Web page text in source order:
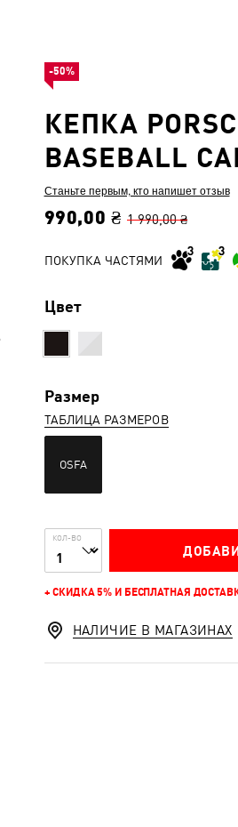
КЕПКА
BASEBALL
Станьте первым, кто напишет отзыв
990,00 ₴ 1 990,00 ₴
ПОКУПКА ЧАСТЯМИ
Цвет
Размер
ТАБЛИЦА РАЗМЕРОВ
OSFA
КОЛ-ВО
+ СКИДКА 5% И БЕСПЛАТНАЯ
-50%
НАЛИЧИЕ В МАГАЗИНАХ